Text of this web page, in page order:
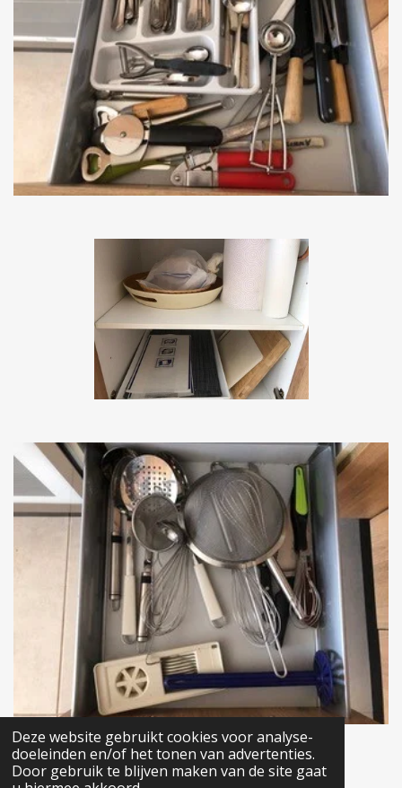
Deze website gebruikt cookies voor analyse-
doeleinden en/of het tonen van advertenties.
Door gebruik te blijven maken van de site gaat
Keer terug naar het vorige scherm